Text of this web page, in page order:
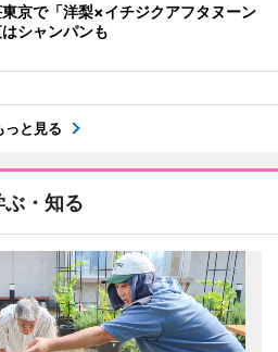
京で「洋梨×イチジクアフタヌーン
シャンパンも
っと見る
ぶ・知る